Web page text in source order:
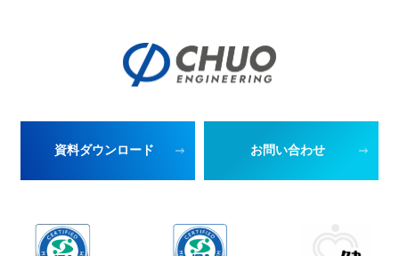
資料ダウンロード お問い合わせ